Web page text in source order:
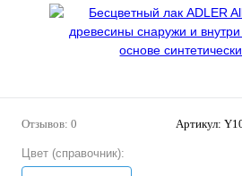
Отзывов: 0 Артикул:
Цвет (справочник):